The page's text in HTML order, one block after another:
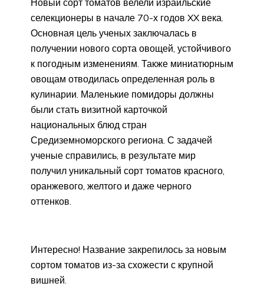
селекционеры в начале 70-х годов XX века.
Основная цель ученых заключалась в
получении нового сорта овощей, устойчивого
к погодным изменениям. Также миниатюрным
овощам отводилась определенная роль в
кулинарии. Маленькие помидоры должны
были стать визитной карточкой
национальных блюд стран
Средиземноморского региона. С задачей
ученые справились, в результате мир
получил уникальный сорт томатов красного,
оранжевого, желтого и даже черного
оттенков.
Интересно! Название закрепилось за новым
сортом томатов из-за схожести с крупной
вишней.